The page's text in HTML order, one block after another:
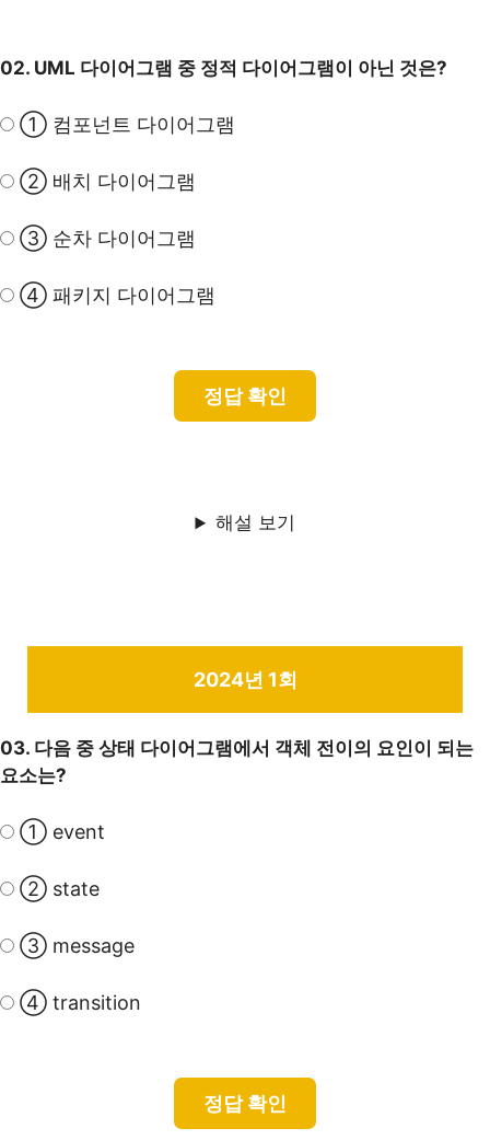
02. UML 다이어그램 중 정적 다이어그램이 아닌 것은?
① 컴포넌트 다이어그램
② 배치 다이어그램
③ 순차 다이어그램
④ 패키지 다이어그램
해설 보기
2024년 1회
03. 다음 중 상태 다이어그램에서 객체 전이의 요인이 되는
요소는?
① event
② state
③ message
④ transition